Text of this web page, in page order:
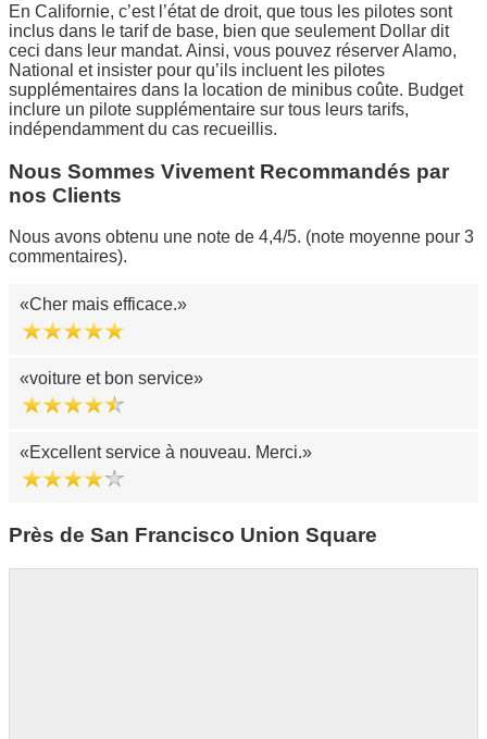
En Californie, c’est l’état de droit, que tous les pilotes sont
inclus dans le tarif de base, bien que seulement Dollar dit
ceci dans leur mandat. Ainsi, vous pouvez réserver Alamo,
National et insister pour qu’ils incluent les pilotes
supplémentaires dans la location de minibus coûte. Budget
inclure un pilote supplémentaire sur tous leurs tarifs,
indépendamment du cas recueillis.
Nous Sommes Vivement Recommandés par
nos Clients
Nous avons obtenu une note de 4,4/5. (note moyenne pour 3
commentaires).
Cher mais efficace.
voiture et bon service
Excellent service à nouveau. Merci.
Près de San Francisco Union Square